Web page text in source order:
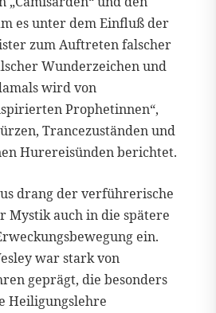
es unter dem Einfluß der
zum Auftreten falscher
Wunderzeichen und
wird von
Prophetinnen“,
Trancezuständen und
Hurereisünden berichtet.
drang der verführerische
Mystik auch in die spätere
ein.
war stark von
geprägt, die besonders
Heiligungslehre